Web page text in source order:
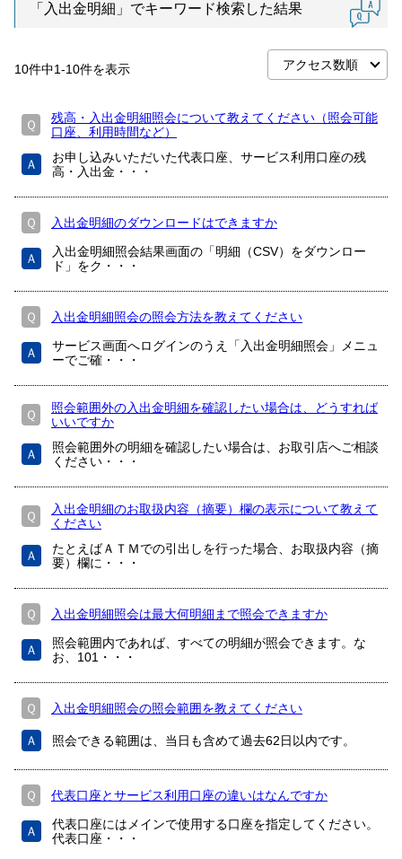
「入出金明細」でキーワード検索した結果
10件中1-10件を表示
Ｑ
残高・入出金明細照会について教えてください（照会可能
口座、利用時間など）
Ａ
お申し込みいただいた代表口座、サービス利用口座の残
高・入出金・・・
Ｑ 入出金明細のダウンロードはできますか
Ａ
入出金明細照会結果画面の「明細（CSV）をダウンロー
ド」をク・・・
Ｑ 入出金明細照会の照会方法を教えてください
Ａ
サービス画面へログインのうえ「入出金明細照会」メニュ
ーでご確・・・
Ｑ
照会範囲外の入出金明細を確認したい場合は、どうすれば
いいですか
Ａ
照会範囲外の明細を確認したい場合は、お取引店へご相談
ください・・・
Ｑ
入出金明細のお取扱内容（摘要）欄の表示について教えて
ください
Ａ
たとえばＡＴＭでの引出しを行った場合、お取扱内容（摘
要）欄に・・・
Ｑ 入出金明細照会は最大何明細まで照会できますか
Ａ
照会範囲内であれば、すべての明細が照会できます。な
お、101・・・
Ｑ 入出金明細照会の照会範囲を教えてください
Ａ 照会できる範囲は、当日も含めて過去62日以内です。
Ｑ 代表口座とサービス利用口座の違いはなんですか
Ａ
代表口座にはメインで使用する口座を指定してください。
代表口座・・・